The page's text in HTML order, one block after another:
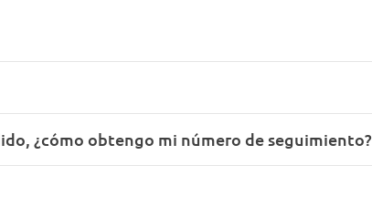
¿cómo obtengo mi número de seguimiento?